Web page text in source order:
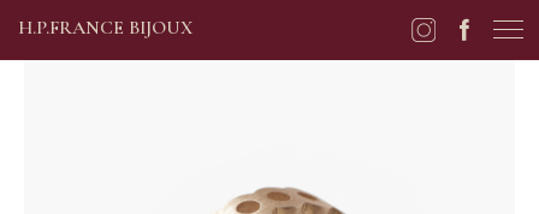
H.P.FRANCE BIJOUX